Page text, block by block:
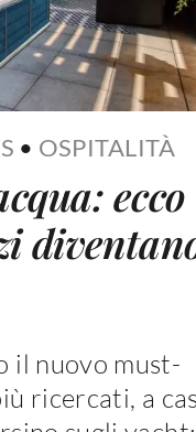
• OSPITALITÀ
ecco
il nuovo must-
ricercati, a